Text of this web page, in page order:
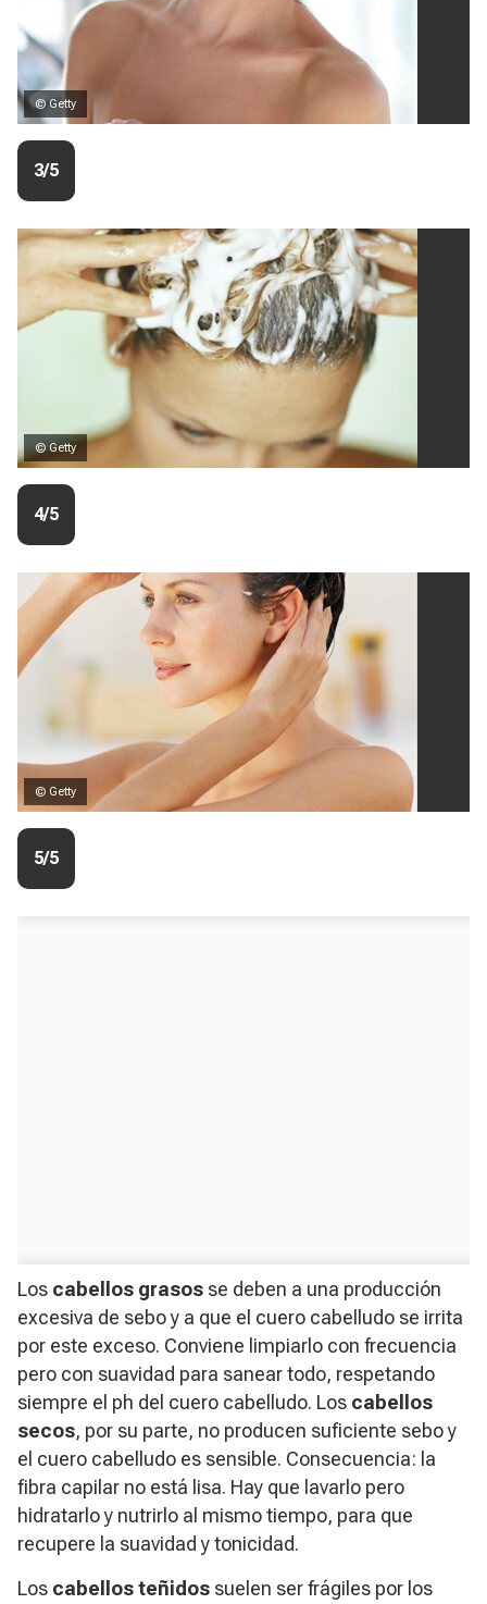
© Getty
3/5
© Getty
4/5
© Getty
5/5
Los cabellos grasos se deben a una producción
excesiva de sebo y a que el cuero cabelludo se irrita
por este exceso. Conviene limpiarlo con frecuencia
pero con suavidad para sanear todo, respetando
siempre el ph del cuero cabelludo. Los cabellos
secos, por su parte, no producen suficiente sebo y
el cuero cabelludo es sensible. Consecuencia: la
fibra capilar no está lisa. Hay que lavarlo pero
hidratarlo y nutrirlo al mismo tiempo, para que
recupere la suavidad y tonicidad.
Los cabellos teñidos suelen ser frágiles por los